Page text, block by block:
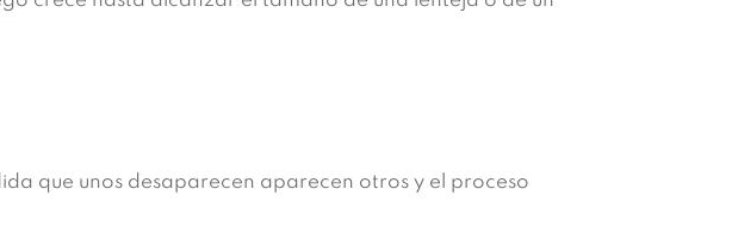
que unos desaparecen aparecen otros y el proceso